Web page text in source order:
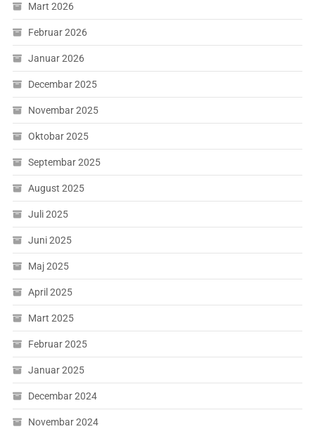
Mart 2026
Februar 2026
Januar 2026
Decembar 2025
Novembar 2025
Oktobar 2025
Septembar 2025
August 2025
Juli 2025
Juni 2025
Maj 2025
April 2025
Mart 2025
Februar 2025
Januar 2025
Decembar 2024
Novembar 2024